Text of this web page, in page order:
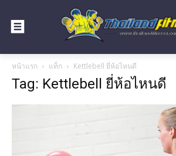
หน้าแรก แท็ก Kettlebell ยี่ห้อไหนดี
Tag: Kettlebell ยี่ห้อไหนดี